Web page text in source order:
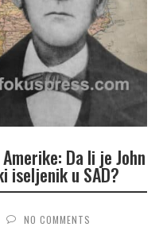
Da li je John
iseljenik u SAD?
NO COMMENTS